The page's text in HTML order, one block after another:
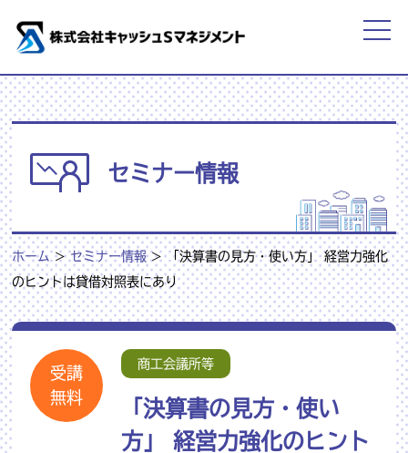
セミナー情報
ホーム>セミナー情報>「決算書の見方・使い方」 経営力強化
のヒントは貸借対照表にあり
受講
無料
商工会議所等
「決算書の見方・使い
方」 経営力強化のヒント